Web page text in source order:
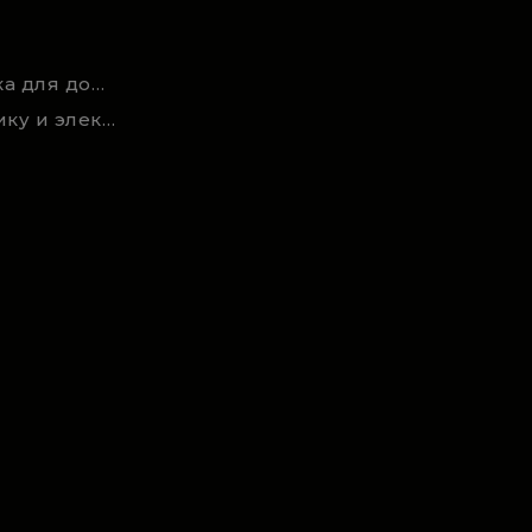
Новости и статьи техника для дома, сада и ремонта
Акции на садовую технику и электроинструмент на RSmarket.by